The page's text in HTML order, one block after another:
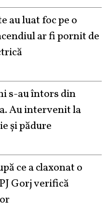
au luat foc pe o
ar fi pornit de
s-au întors din
Au intervenit la
și pădure
ce a claxonat o
Gorj verifică